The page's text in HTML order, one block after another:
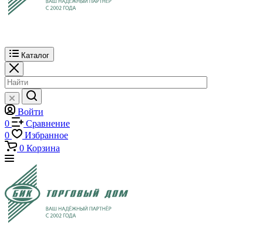
Каталог
Войти
0
Сравнение
0
Избранное
0 Корзина